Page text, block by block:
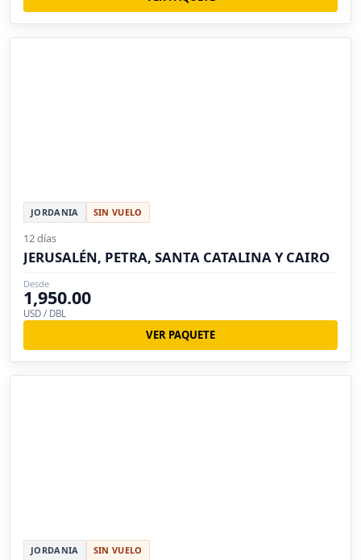
JORDANIA SIN VUELO
12 días
JERUSALÉN, PETRA, SANTA CATALINA Y CAIRO
Desde
1,950.00
USD / DBL
VER PAQUETE
JORDANIA SIN VUELO